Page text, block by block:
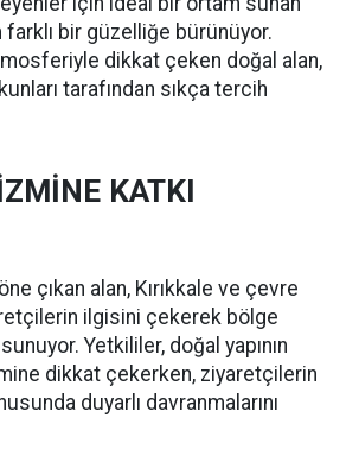
bir güzelliğe bürünüyor.
dikkat çeken doğal alan,
tarafından sıkça tercih
KATKI
çıkan alan, Kırıkkale ve çevre
ilgisini çekerek bölge
Yetkililer, doğal yapının
dikkat çekerken, ziyaretçilerin
duyarlı davranmalarını